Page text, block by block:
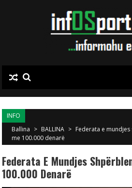
INFO
Ballina > BALLINA > Federata e
me 100.000 denarë
Federata E Mundjes
100.000 Denarë